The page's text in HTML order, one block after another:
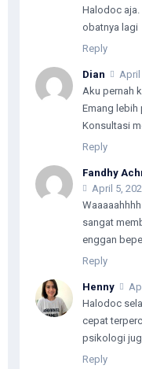
Halodoc
obatnya lagi
Reply
Dian
April
Aku pernah
Emang lebih
Konsultasi
Reply
Fandhy
April 5,
sangat
enggan
Reply
Henny
Halodoc
cepat
psikologi
Reply